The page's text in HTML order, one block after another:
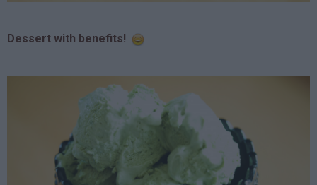
Dessert with benefits!